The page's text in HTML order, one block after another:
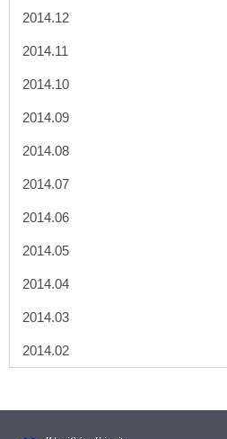
2014.12
2014.11
2014.10
2014.09
2014.08
2014.07
2014.06
2014.05
2014.04
2014.03
2014.02